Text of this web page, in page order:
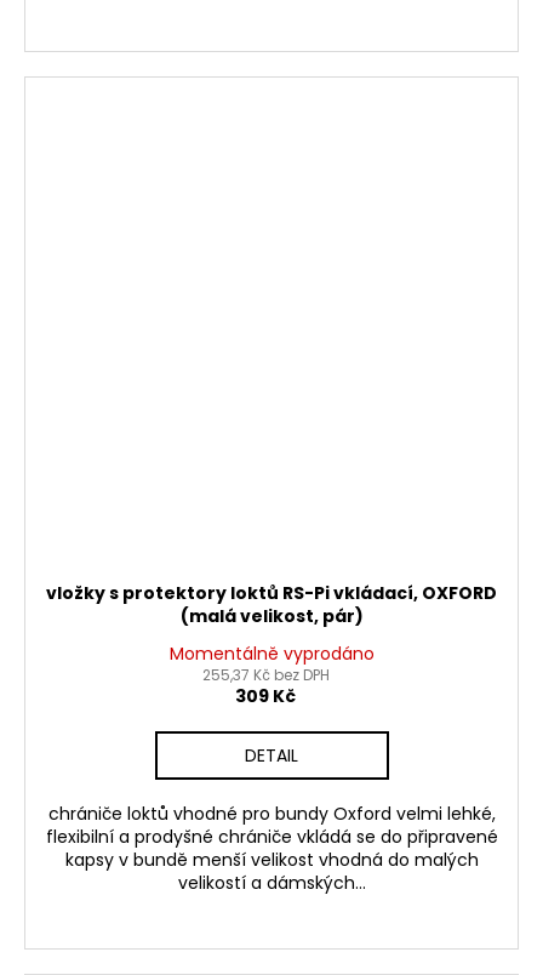
vložky s protektory loktů RS-Pi vkládací, OXFORD
(malá velikost, pár)
Momentálně vyprodáno
255,37 Kč bez DPH
309 Kč
DETAIL
chrániče loktů vhodné pro bundy Oxford velmi lehké,
flexibilní a prodyšné chrániče vkládá se do připravené
kapsy v bundě menší velikost vhodná do malých
velikostí a dámských...